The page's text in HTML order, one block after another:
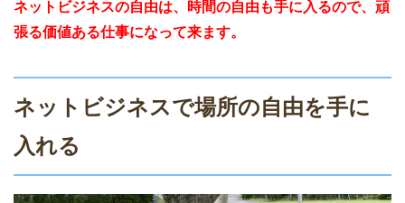
ネットビジネスの自由は、時間の自由も手に入るので、頑
張る価値ある仕事になって来ます。
ネットビジネスで場所の自由を手に
入れる